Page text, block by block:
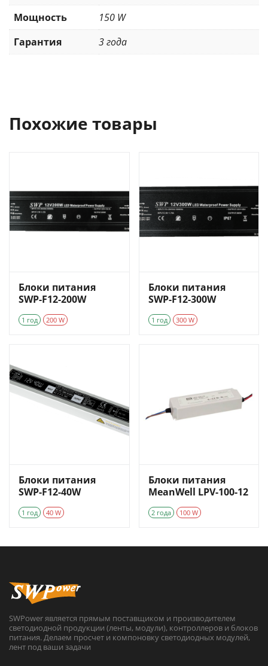
Мощность
150 W
Гарантия
3 года
Похожие товары
Блоки питания
SWP-F12-200W
1 год 200 W
Блоки питания
SWP-F12-300W
1 год 300 W
Блоки питания
SWP-F12-40W
1 год 40 W
Блоки питания
MeanWell LPV-100-12
2 года 100 W
SWPower является прямым поставщиком и производителем
светодиодной продукции (ленты, модули), контроллеров и блоков
питания. Делаем просчет и компоновку светодиодных модулей,
лент под ваши задачи